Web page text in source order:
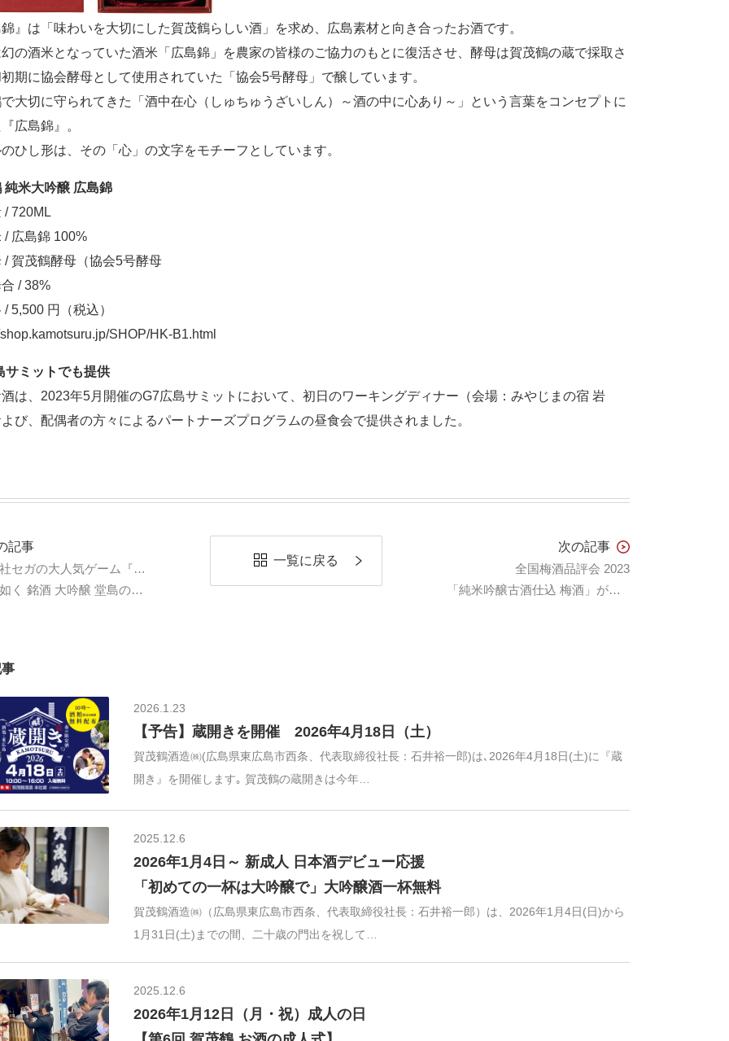
』は「味わいを大切にした賀茂鶴らしい酒」を求め、広島素材と向き合ったお酒です。
の酒米となっていた酒米「広島錦」を農家の皆様のご協力のもとに復活させ、酵母は賀茂鶴の蔵で採取さ
期に協会酵母として使用されていた「協会5号酵母」で醸しています。
大切に守られてきた「酒中在心（しゅちゅうざいしん）～酒の中に心あり～」という言葉をコンセプトに
広島錦』。
ひし形は、その「心」の文字をモチーフとしています。
純米大吟醸 広島錦
720ML
/ 広島錦 100%
賀茂鶴酵母（協会5号酵母
/ 38%
5,500 円（税込）
SHOP/HK-B1.html
サミットでも提供
は、2023年5月開催のG7広島サミットにおいて、初日のワーキングディナー（会場：みやじまの宿 岩
び、配偶者の方々によるパートナーズプログラムの昼食会で提供されました。
記事
株式会社セガの大人気ゲーム『龍が如く』シリーズとのコラボ商品
銘酒 大吟醸 堂島の龍』のお知らせ
次の記事
全国梅酒品評会 2023
「純米吟醸古酒仕込 梅酒」が最高位金賞受賞
一覧に戻る
2026.1.23
【予告】蔵開きを開催 2026年4月18日（土）
賀茂鶴酒造㈱(広島県東広島市西条、代表取締役社長：石井裕一郎)は､2026年4月18日(土)に『蔵
開き』を開催します｡ 賀茂鶴の蔵開きは今年…
2025.12.6
2026年1月4日～ 新成人 日本酒デビュー応援
「初めての一杯は大吟醸で」大吟醸酒一杯無料
賀茂鶴酒造㈱（広島県東広島市西条、代表取締役社長：石井裕一郎）は、2026年1月4日(日)から
1月31日(土)までの間、二十歳の門出を祝して…
2025.12.6
2026年1月12日（月・祝）成人の日